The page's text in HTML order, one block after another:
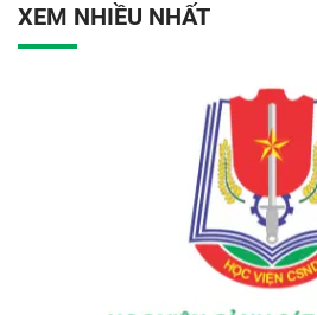
XEM NHIỀU NHẤT